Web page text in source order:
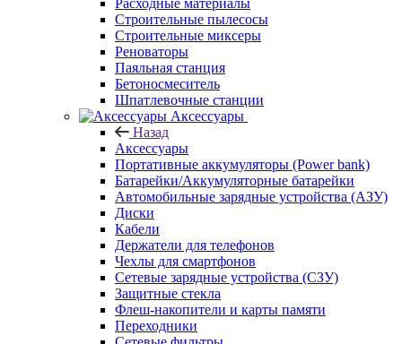
Расходные материалы
Строительные пылесосы
Строительные миксеры
Реноваторы
Паяльная станция
Бетоносмеситель
Шпатлевочные станции
Аксессуары
Назад
Аксессуары
Портативные аккумуляторы (Power bank)
Батарейки/Аккумуляторные батарейки
Автомобильные зарядные устройства (АЗУ)
Диски
Кабели
Держатели для телефонов
Чехлы для смартфонов
Сетевые зарядные устройства (СЗУ)
Защитные стекла
Флеш-накопители и карты памяти
Переходники